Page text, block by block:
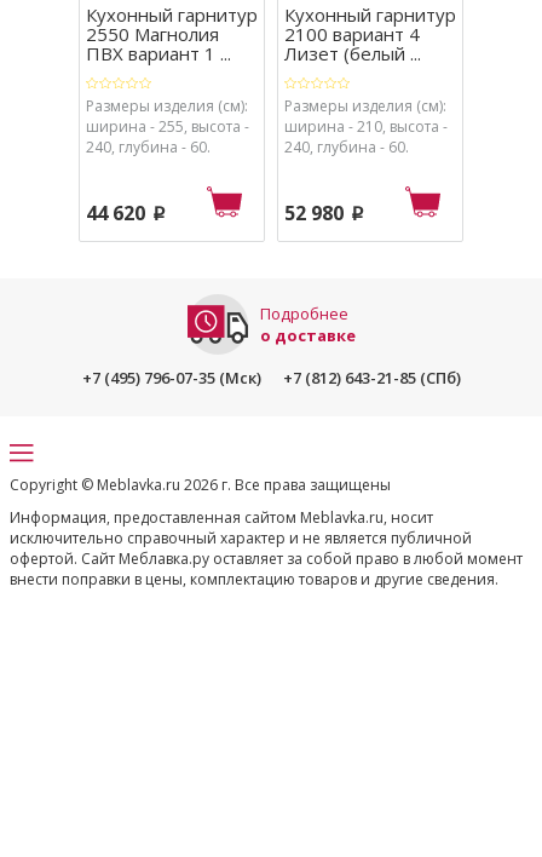
Кухонный гарнитур
2550 Магнолия
ПВХ вариант 1 ...
Размеры изделия (см):
ширина - 255, высота -
240, глубина - 60.
44 620 p
Кухонный гарнитур
2100 вариант 4
Лизет (белый ...
Размеры изделия (см):
ширина - 210, высота -
240, глубина - 60.
52 980 p
Подробнее
о доставке
+7 (495) 796-07-35 (Мск)
+7 (812) 643-21-85 (СПб)
Copyright © Meblavka.ru 2026 г. Все права защищены
Информация, предоставленная сайтом Meblavka.ru, носит
исключительно справочный характер и не является публичной
офертой. Сайт Меблавка.ру оставляет за собой право в любой момент
внести поправки в цены, комплектацию товаров и другие сведения.